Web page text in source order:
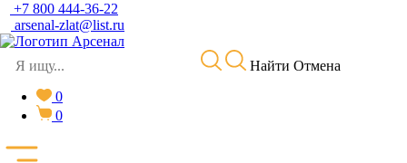
+7 800 444-36-22
arsenal-zlat@list.ru
Найти Отмена
0
0